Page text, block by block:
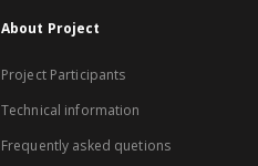
About Project
Project Participants
Technical information
Frequently asked quetions